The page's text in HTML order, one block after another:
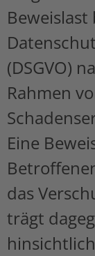
Beweislast
(DSGVO)
Rahmen
Eine
das
trägt